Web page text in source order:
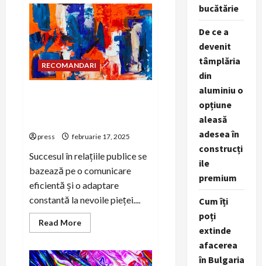
inovative
pentru
dozarea
automată
a
citostaticelor
RECOMANDARI
press februarie 17, 2025
Succesul în relațiile publice se
bazează pe o comunicare
eficientă și o adaptare
constantă la nevoile pieței....
Read MoreRead
more
ul
intern:
bucătărie
De ce a
devenit
tâmplăria
din
aluminiu o
opțiune
aleasă
adesea în
construcți
ile
premium
Cum îți
poți
extinde
afacerea
în Bulgaria